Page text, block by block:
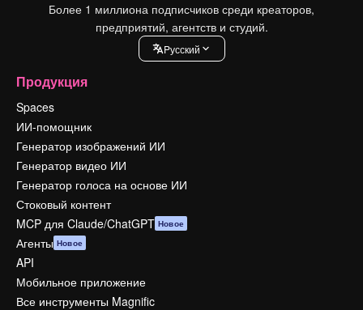
Более 1 миллиона подписчиков среди креаторов,
предприятий, агентств и студий.
Pусский
Продукция
Spaces
ИИ-помощник
Генератор изображений ИИ
Генератор видео ИИ
Генератор голоса на основе ИИ
Стоковый контент
MCP для Claude/ChatGPT Новое
Агенты Новое
API
Мобильное приложение
Все инструменты Magnific